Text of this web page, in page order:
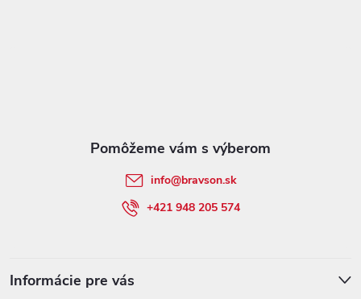
info@bravson.sk
+421 948 205 574
Informácie pre vás